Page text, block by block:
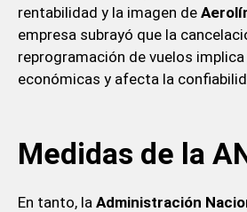
rentabilidad y la imagen de
empresa subrayó que la
reprogramación de vuelos
económicas y afecta la
Medidas de la
En tanto, la Administración